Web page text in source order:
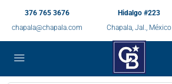
376 765 3676
chapala@chapala.com
Hidalgo #223
Chapala, Jal., México